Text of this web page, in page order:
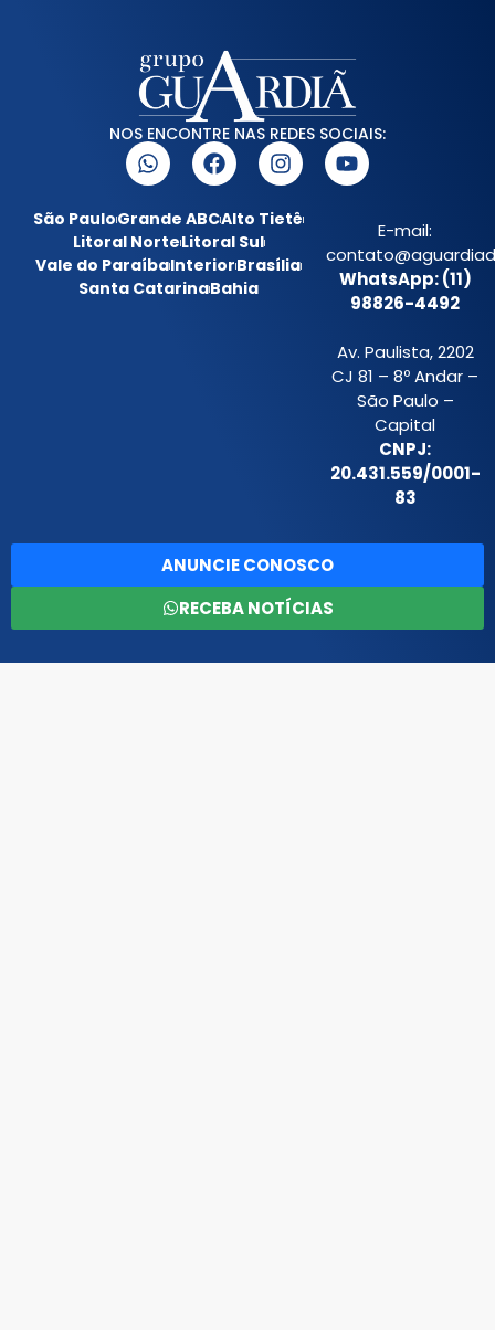
NOS ENCONTRE NAS REDES SOCIAIS:
São PauloGrande ABCAlto Tietê
Litoral NorteLitoral Sul
Vale do ParaíbaInteriorBrasília
Santa CatarinaBahia
E-mail:
WhatsApp: (11)
98826-4492
Av. Paulista, 2202
CJ 81 – 8º Andar –
São Paulo –
Capital
CNPJ:
20.431.559/0001-
83
ANUNCIE CONOSCO
RECEBA NOTÍCIAS